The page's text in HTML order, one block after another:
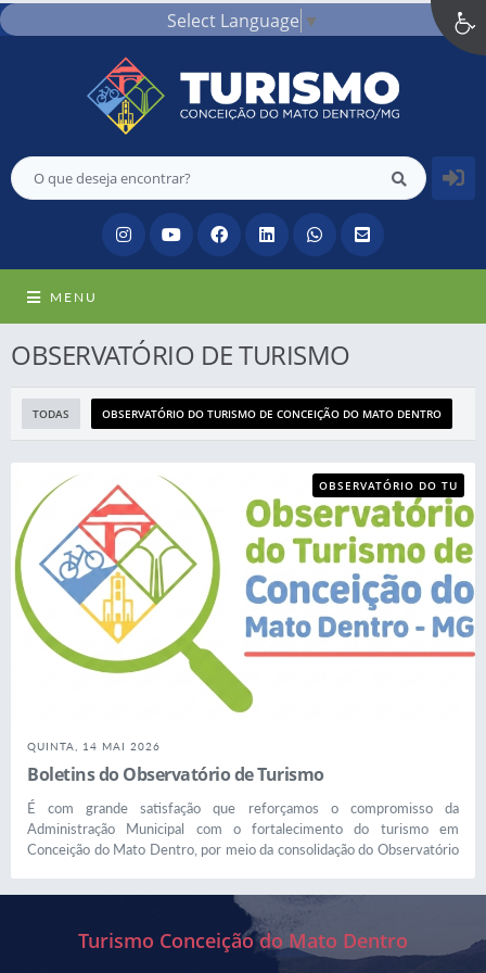
Select Language ▼
MENU
OBSERVATÓRIO DE TURISMO
TODAS OBSERVATÓRIO DO TURISMO DE CONCEIÇÃO DO MATO DENTRO
OBSERVATÓRIO DO TU
RISMO DE CONCEIÇÃO
DO MATO DENTRO
QUINTA, 14 MAI 2026
Boletins do Observatório de Turismo
É com grande satisfação que reforçamos o compromisso da
Administração Municipal com o fortalecimento do turismo em
Conceição do Mato Dentro, por meio da consolidação do Observatório
e desenvolvimento. Nosso município se posiciona de forma pioneira ao
estruturar um observatório de turismo em nível municipal, uma
iniciativa ainda pouco comum no Brasil, onde esse tipo de ferramenta
costuma estar concentrado na esfera estadual. Essa decisão
Turismo Conceição do Mato Dentro